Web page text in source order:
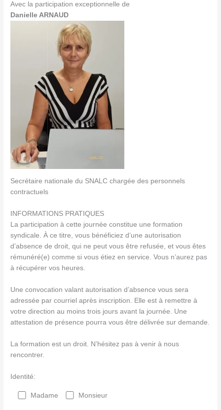
Avec la participation exceptionnelle de
Danielle ARNAUD
Secrétaire nationale du SNALC chargée des personnels
contractuels
INFORMATIONS PRATIQUES
La participation à cette journée constitue une formation
syndicale. À ce titre, vous bénéficiez d’une autorisation
d’absence de droit, qui ne peut vous être refusée, et vous êtes
rémunéré(e) comme si vous étiez en service. Vous n’aurez pas
à récupérer vos heures.
Une convocation valant autorisation d’absence vous sera
adressée par courriel après inscription. Elle est à remettre à
votre direction au moins trois jours avant la journée. Une
attestation de présence pourra vous être délivrée sur demande.
La formation est un droit. N’hésitez pas à venir à nous
rencontrer.
Identité:
Madame Monsieur